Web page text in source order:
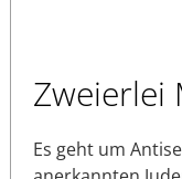
Zweierlei
Es geht um